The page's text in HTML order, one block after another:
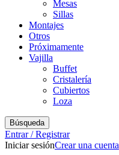
Mesas
Sillas
Montajes
Otros
Próximamente
Vajilla
Buffet
Cristalería
Cubiertos
Loza
Búsqueda
Entrar / Registrar
Iniciar sesiónCrear una cuenta